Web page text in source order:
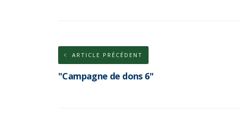
ARTICLE PRÉCÉDENT
"Campagne de dons 6"